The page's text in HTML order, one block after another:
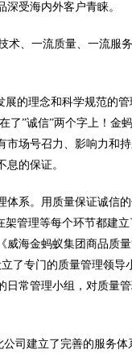
受海内外客户青睐。
、一流质量、一流服
的理念和科学规范的
”诚信”两个字上！金
场号召力、影响力和
的保证。
系。用质量保证诚信
管理等每个环节都建
海金蚂蚁集团商品质
了专门的质量管理领
常管理小组，对质量
司建立了完善的服务